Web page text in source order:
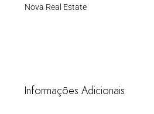
Nova Real Estate
Informações Adicionais